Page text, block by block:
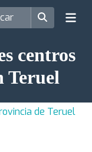
centros
Teruel
de Teruel